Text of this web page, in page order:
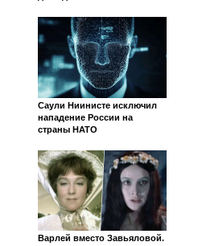
Саули Ниинисте исключил
нападение России на
страны НАТО
Варлей вместо Завьяловой.